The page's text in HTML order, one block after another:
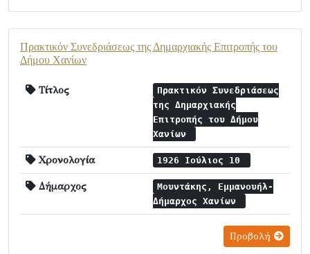
Πρακτικόν Συνεδριάσεως της Δημαρχιακής Επιτροπής του
Δήμου Χανίων
Τίτλος
Πρακτικόν Συνεδριάσεως
της Δημαρχιακής
Επιτροπής του Δήμου
Χανίων
Χρονολογία 1926 Ιούλιος 10
Δήμαρχος
Μουντάκης, Εμμανουήλ-
Δήμαρχος Χανίων
Προβολή